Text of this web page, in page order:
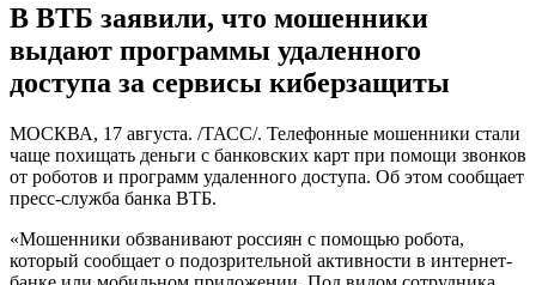
В ВТБ заявили, что мошенники
выдают программы удаленного
доступа за сервисы киберзащиты
МОСКВА, 17 августа. /ТАСС/. Телефонные мошенники стали
чаще похищать деньги с банковских карт при помощи звонков
от роботов и программ удаленного доступа. Об этом сообщает
пресс-служба банка ВТБ.
«Мошенники обзванивают россиян с помощью робота,
который сообщает о подозрительной активности в интернет-